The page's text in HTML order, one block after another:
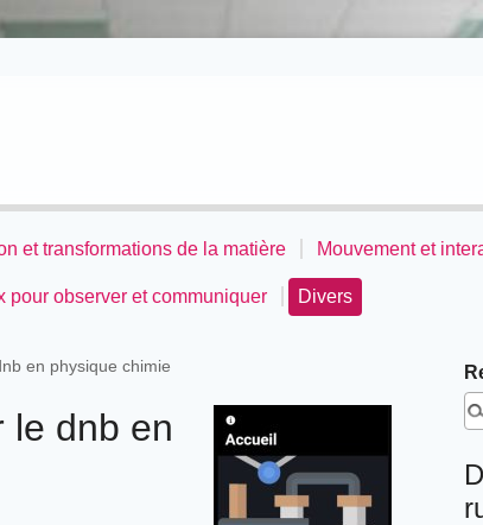
et transformations de la matière Mouvement et
pour observer et communiquer Divers
en physique chimie
le dnb en